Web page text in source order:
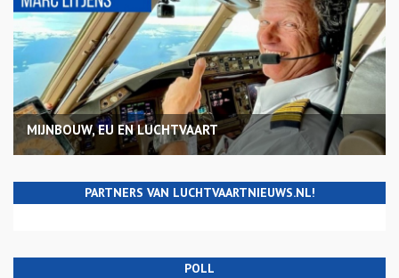
MIJNBOUW, EU EN LUCHTVAART
PARTNERS VAN LUCHTVAARTNIEUWS.NL!
POLL